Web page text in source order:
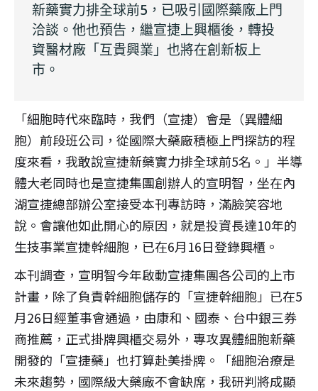
新藥實力排全球前5，已吸引國際藥廠上門
洽談。他也預告，繼宣捷上興櫃後，轉投
資醫材廠「互貴興業」也將在創新板上
市。
「細胞時代來臨時，我們（宣捷）會是（異體細
胞）前段班公司，從國際大藥廠積極上門探訪的程
度來看，我敢說宣捷新藥實力排全球前5名。」半導
體大老同時也是宣捷集團創辦人的宣明智，坐在內
湖宣捷總部辦公室接受本刊專訪時，滿臉笑容地
說。會讓他如此開心的原因，就是投資長達10年的
生技事業宣捷幹細胞，已在6月16日登錄興櫃。
本刊調查，宣明智今年啟動宣捷集團各公司的上市
計畫，除了負責幹細胞儲存的「宣捷幹細胞」已在5
月26日經董事會通過，由康和、國泰、台中銀三券
商推薦，正式掛牌興櫃交易外，專攻異體細胞新藥
開發的「宣捷藥」也打算赴美掛牌。「細胞治療是
未來趨勢，國際級大藥廠不會缺席，我研判將成顯